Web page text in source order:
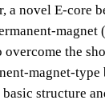
a novel E-core
magnet
overcome the
magnet-type
structure